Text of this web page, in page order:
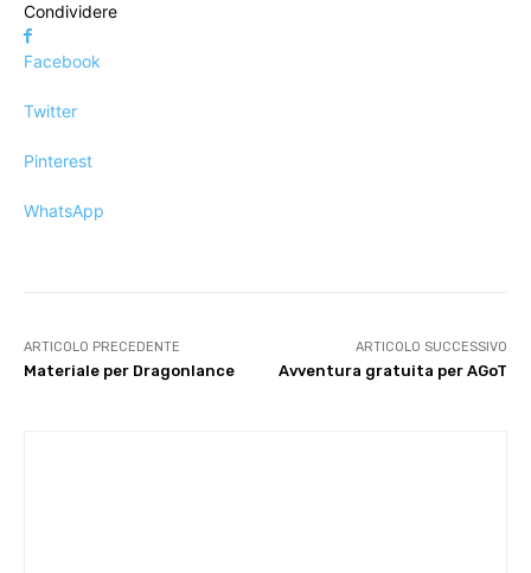
Condividere
Facebook
Twitter
Pinterest
WhatsApp
ARTICOLO PRECEDENTE
Materiale per Dragonlance
ARTICOLO SUCCESSIVO
Avventura gratuita per AGoT